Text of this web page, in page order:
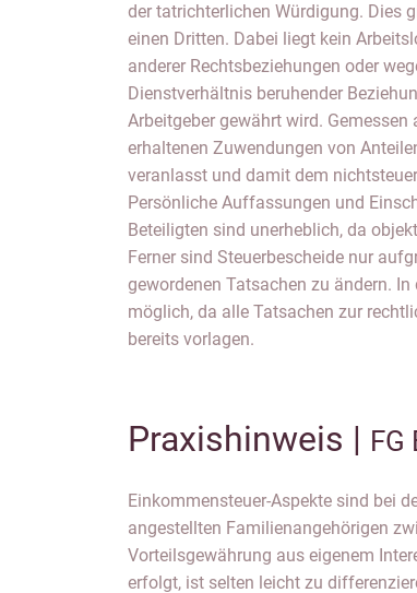
der tatrichterlichen Würdigung. Dies
einen Dritten. Dabei liegt kein
anderer Rechtsbeziehungen oder
Dienstverhältnis beruhender
Arbeitgeber gewährt wird.
erhaltenen Zuwendungen von
veranlasst und damit dem
Persönliche Auffassungen und
Beteiligten sind unerheblich, da
Ferner sind Steuerbescheide nur
gewordenen Tatsachen zu ändern.
möglich, da alle Tatsachen zur
bereits vorlagen.
Praxishinweis | FG
Einkommensteuer-Aspekte sind bei
angestellten Familienangehörigen
Vorteilsgewährung aus eigenem
erfolgt, ist selten leicht zu
Unternehmensnachfolge geschieht.
im Veranlagungsverfahren
oder die verbindliche Auskunft, das